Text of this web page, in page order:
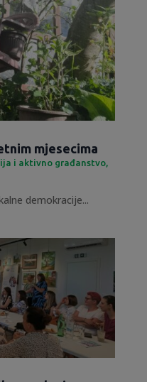
mjesecima
i aktivno građanstvo,
demokracije...